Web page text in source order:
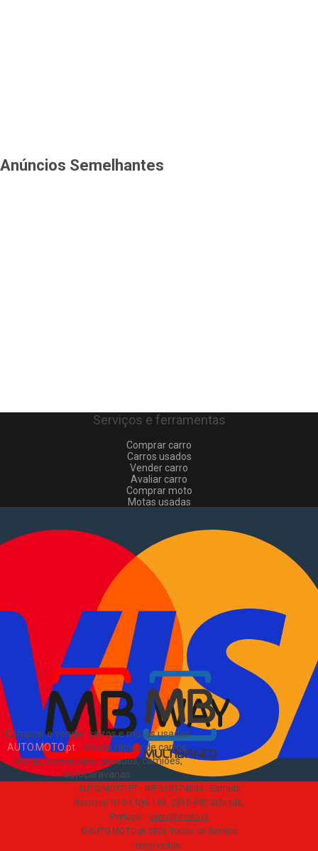
Anúncios Semelhantes
Comprar e vender carros e motas usadas
AUTO.MOTO.pt- Venda rápida de carros,
motas, comerciais, pesados, camiões,
autocaravanas
Serviços e ferramentas
Comprar carro
Carros usados
Vender carro
Avaliar carro
Comprar moto
Motas usadas
Comerciais usados
Vender comerciais
Informações
Como comprar e vender
Pacotes de anúncios
Verificar VIN e matrícula
Sitemap
EN
Sobre Nós
AUTO.MOTO.PT · NIF 518174034 · Estrada
Nacional N10-1 loja 189, 2815-892 Sobreda,
Portugal · apoio@moto.pt
©AUTO.MOTO.pt 2026 Todos os direitos
reservados.